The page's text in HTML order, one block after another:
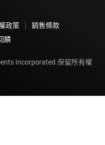
政策
銷售條款
饋
Incorporated.保留所有權